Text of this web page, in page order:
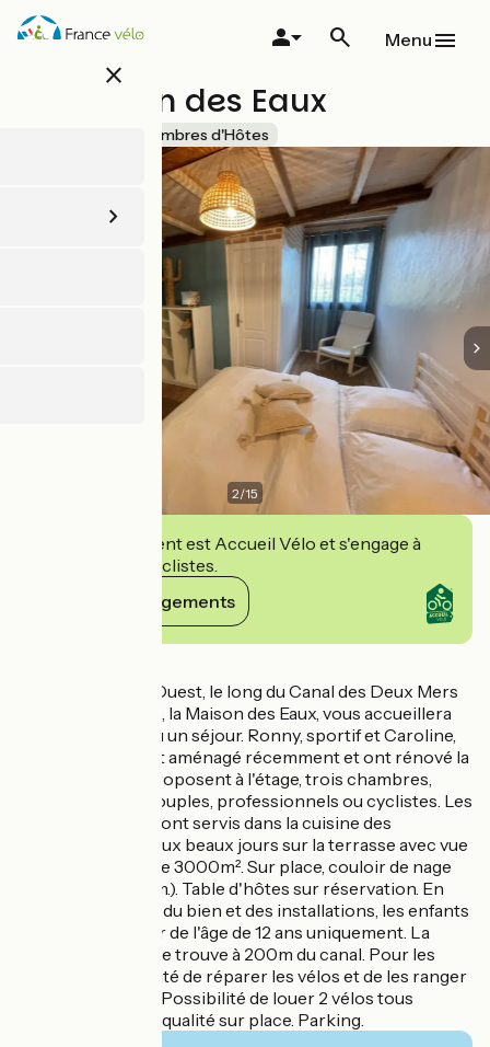
Aller
au
close
Menu
La Maison des Eaux
Chambres d'Hôtes
2/15
Cet établissement est Accueil Vélo et s'engage à
accueillir des cyclistes.
Voir ses engagements
Au cœur du Sud-Ouest, le long du Canal des Deux Mers
et de la Voie Verte, la Maison des Eaux, vous accueillera
pour une étape ou un séjour. Ronny, sportif et Caroline,
artiste peintre ont aménagé récemment et ont rénové la
maison. Ils vous proposent à l'étage, trois chambres,
idéales pour les couples, professionnels ou cyclistes. Les
petits déjeuners sont servis dans la cuisine des
propriétaires ou aux beaux jours sur la terrasse avec vue
sur le jardin clos de 3000m². Sur place, couloir de nage
chauffé (25x3,60 m.). Table d'hôtes sur réservation. En
vue de la situation du bien et des installations, les enfants
sont admis à partir de l'âge de 12 ans uniquement. La
Maison des Eaux se trouve à 200m du canal. Pour les
cyclistes, possibilité de réparer les vélos et de les ranger
en toute sécurité. Possibilité de louer 2 vélos tous
chemins neufs de qualité sur place. Parking.